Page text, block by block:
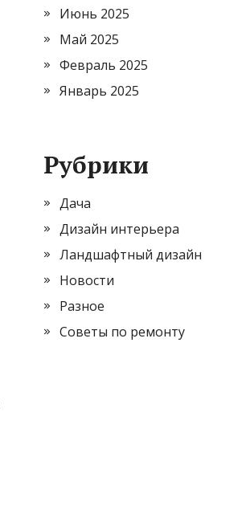
Июнь 2025
Май 2025
Февраль 2025
Январь 2025
Рубрики
Дача
Дизайн интерьера
Ландшафтный дизайн
Новости
Разное
Советы по ремонту